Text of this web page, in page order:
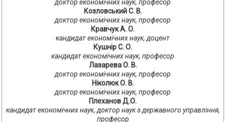
доктор економічних наук, професор
Козловський С. В.
доктор економічних наук, професор
Кравчук А. О.
кандидат економічних наук, доцент
Кушнір С. О.
кандидат економічних наук, професор
Лазарева О. В.
доктор економічних наук, професор
Ніколюк О. В.
доктор економічних наук, професор
Плеханов Д.О.
кандидат економічних наук, доктор наук з державного управління,
професор